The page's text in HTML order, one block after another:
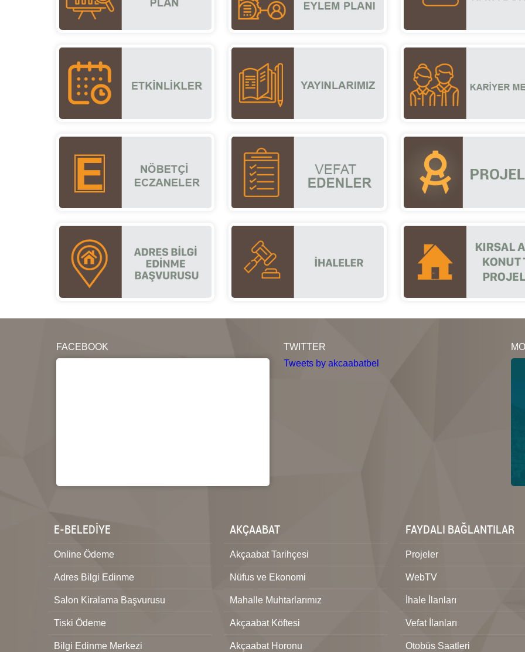
FACEBOOK
TWITTER
Tweets by akcaabatbel
E-BELEDİYE
Online Ödeme
Adres Bilgi Edinme
Salon Kiralama Başvurusu
Tiski Ödeme
Bilgi Edinme Merkezi
AKÇAABAT
Akçaabat Tarihçesi
Nüfus ve Ekonomi
Mahalle Muhtarlarımız
Akçaabat Köftesi
Akçaabat Horonu
FAYDALI BAĞLANTILAR
Projeler
WebTV
İhale İlanları
Vefat İlanları
Otobüs Saatleri